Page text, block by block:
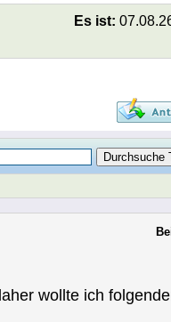
Es ist:
wollte ich